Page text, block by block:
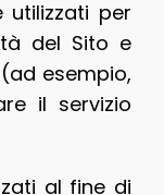
utilizzati per
del Sito e
esempio,
il servizio
al fine di